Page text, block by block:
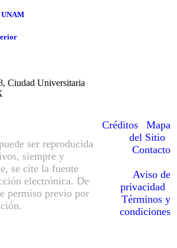
UNAM
Ciudad Universitaria
ser reproducida
siempre y
se cite la fuente
electrónica. De
permiso previo por
Créditos
Mapa
del Sitio
Contacto
Aviso de
privacidad
Términos y
condiciones